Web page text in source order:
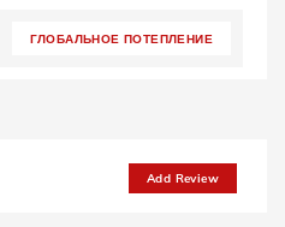
ГЛОБАЛЬНОЕ ПОТЕПЛЕНИЕ
Add Review